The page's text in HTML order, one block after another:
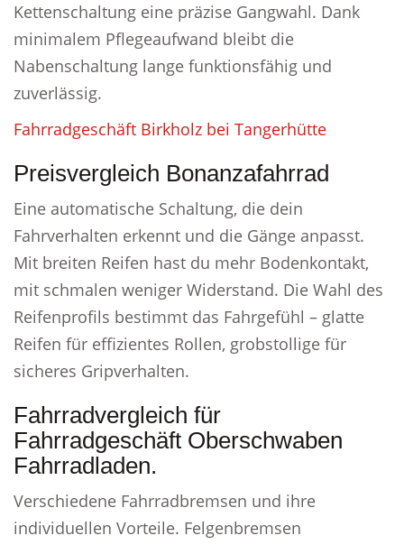
Kettenschaltung eine präzise Gangwahl. Dank
minimalem Pflegeaufwand bleibt die
Nabenschaltung lange funktionsfähig und
zuverlässig.
Fahrradgeschäft Birkholz bei Tangerhütte
Preisvergleich Bonanzafahrrad
Eine automatische Schaltung, die dein
Fahrverhalten erkennt und die Gänge anpasst.
Mit breiten Reifen hast du mehr Bodenkontakt,
mit schmalen weniger Widerstand. Die Wahl des
Reifenprofils bestimmt das Fahrgefühl – glatte
Reifen für effizientes Rollen, grobstollige für
sicheres Gripverhalten.
Fahrradvergleich für
Fahrradgeschäft Oberschwaben
Fahrradladen.
Verschiedene Fahrradbremsen und ihre
individuellen Vorteile. Felgenbremsen